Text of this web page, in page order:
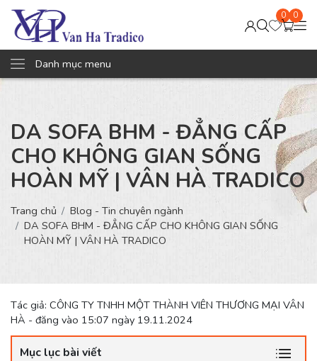
0 0
Danh mục menu
DA SOFA BHM - ĐẲNG CẤP
CHO KHÔNG GIAN SỐNG
HOÀN MỸ | VÂN HÀ TRADICO
Trang chủ
Blog - Tin chuyên ngành
DA SOFA BHM - ĐẲNG CẤP CHO KHÔNG GIAN SỐNG
HOÀN MỸ | VÂN HÀ TRADICO
Tác giả: CÔNG TY TNHH MỘT THÀNH VIÊN THƯƠNG MẠI VÂN
HÀ - đăng vào 15:07 ngày 19.11.2024
Mục lục bài viết